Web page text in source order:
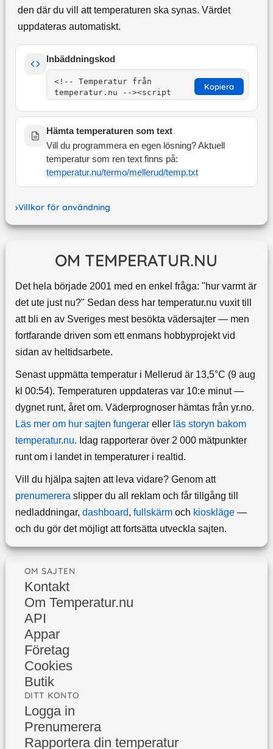
den där du vill att temperaturen ska synas. Värdet
uppdateras automatiskt.
Inbäddningskod
Kopiera
Hämta temperaturen som text
Vill du programmera en egen lösning? Aktuell
temperatur som ren text finns på:
temperatur.nu/termo/mellerud/temp.txt
Villkor för användning
OM TEMPERATUR.NU
Det hela började 2001 med en enkel fråga: "hur varmt är
det ute just nu?" Sedan dess har temperatur.nu vuxit till
att bli en av Sveriges mest besökta vädersajter — men
fortfarande driven som ett enmans hobbyprojekt vid
sidan av heltidsarbete.
Senast uppmätta temperatur i Mellerud är 13,5°C (9 aug
kl 00:54). Temperaturen uppdateras var 10:e minut —
dygnet runt, året om. Väderprognoser hämtas från yr.no.
Läs mer om hur sajten fungerareller läs storyn bakom
temperatur.nu. Idag rapporterar över 2 000 mätpunkter
runt om i landet in temperaturer i realtid.
Vill du hjälpa sajten att leva vidare? Genom att
prenumereraslipper du all reklam och får tillgång till
nedladdningar, dashboard, fullskärmoch kioskläge—
och du gör det möjligt att fortsätta utveckla sajten.
OM SAJTEN
Kontakt
Om Temperatur.nu
API
Appar
Företag
Cookies
Butik
DITT KONTO
Logga in
Prenumerera
Rapportera din temperatur